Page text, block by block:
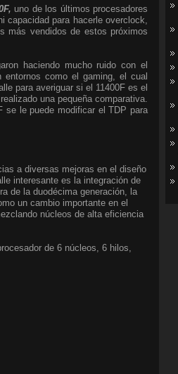
uno de los últimos procesadores
capacidad para hacerle overclock,
más vendidos de estos próximos
haciendo mucho ruido con el
como el gaming, el cual
para averiguar si el 11400F es el
una pequeña comparativa.
se le puede modificar el TDP para
a diversas mejoras en el diseño
interesante es la integración de
de la duodécima generación, la
un cambio importante en el
núcleos de alta eficiencia
de 6 núcleos, 6 hilos,